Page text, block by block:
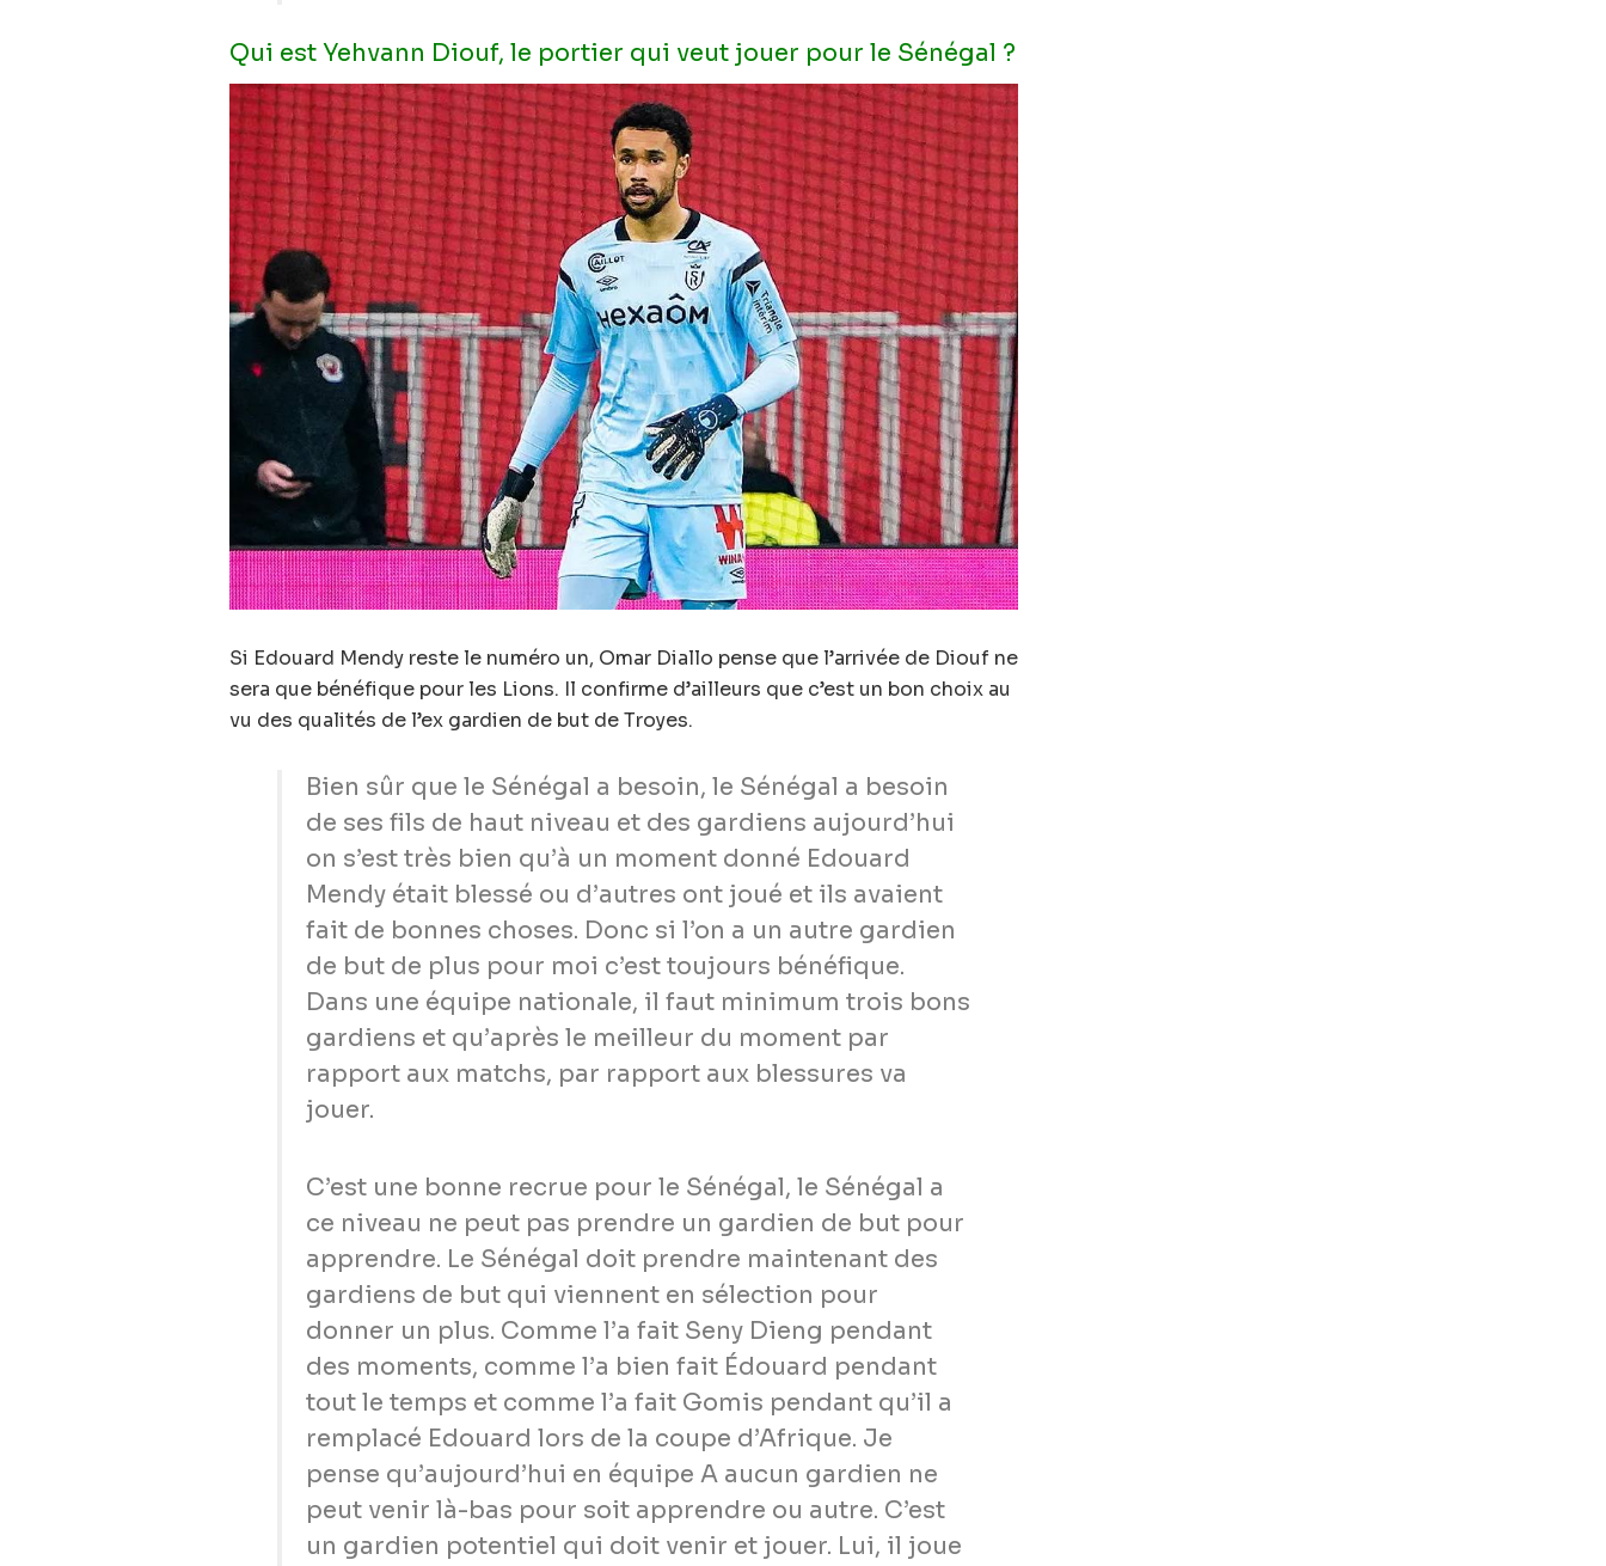
Qui est Yehvann Diouf, le portier qui veut jouer pour le Sénégal ?
Si Edouard Mendy reste le numéro un, Omar Diallo pense que l’arrivée de Diouf ne
sera que bénéfique pour les Lions. Il confirme d’ailleurs que c’est un bon choix au
vu des qualités de l’ex gardien de but de Troyes.
Bien sûr que le Sénégal a besoin, le Sénégal a besoin
de ses fils de haut niveau et des gardiens aujourd’hui
on s’est très bien qu’à un moment donné Edouard
Mendy était blessé ou d’autres ont joué et ils avaient
fait de bonnes choses. Donc si l’on a un autre gardien
de but de plus pour moi c’est toujours bénéfique.
Dans une équipe nationale, il faut minimum trois bons
gardiens et qu’après le meilleur du moment par
rapport aux matchs, par rapport aux blessures va
jouer.
C’est une bonne recrue pour le Sénégal, le Sénégal a
ce niveau ne peut pas prendre un gardien de but pour
apprendre. Le Sénégal doit prendre maintenant des
gardiens de but qui viennent en sélection pour
donner un plus. Comme l’a fait Seny Dieng pendant
des moments, comme l’a bien fait Édouard pendant
tout le temps et comme l’a fait Gomis pendant qu’il a
remplacé Edouard lors de la coupe d’Afrique. Je
pense qu’aujourd’hui en équipe A aucun gardien ne
peut venir là-bas pour soit apprendre ou autre. C’est
un gardien potentiel qui doit venir et jouer. Lui, il joue